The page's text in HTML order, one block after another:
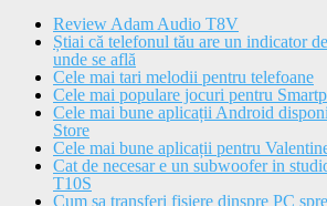
Review Adam Audio T8V
Știai că telefonul tău are un indicator
unde se află
Cele mai tari melodii pentru telefoane
Cele mai populare jocuri pentru
Cele mai bune aplicații Android
Store
Cele mai bune aplicații pentru
Cat de necesar e un subwoofer in
T10S
Cum sa transferi fisiere dinspre PC